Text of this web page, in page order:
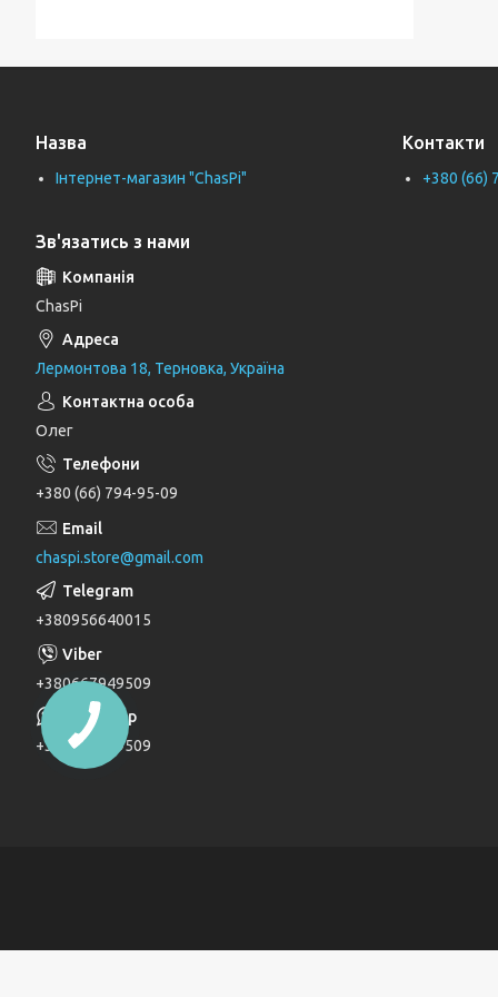
Труби каналізаційні
Унітази
Циркуляційні насоси
Генератори
Шлангові під'єднання та перемикаючі
вентилі
Тримачі, кронштейни та штанги для
душу
Лійки для душу
Душові комплекти
Трапи
Паяльники для пластикових труб
Дзеркала
Дитячі ліжечка
Кухонні модулі
Назва
Інтернет-магазин "ChasPi"
Контакти
+380 (66)
Зв'язатись з нами
ChasPi
Лермонтова 18, Терновка, Україна
Олег
+380 (66) 794-95-09
chaspi.store@gmail.com
+380956640015
+380667949509
+380667949509